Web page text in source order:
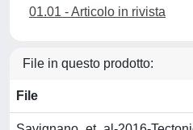
01.01 - Articolo in rivista
File in questo prodotto:
File